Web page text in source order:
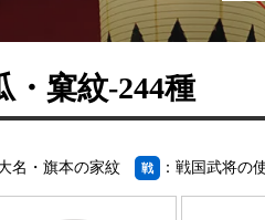
・窠紋-244種
名・旗本の家紋 戦 ：戦国武将の